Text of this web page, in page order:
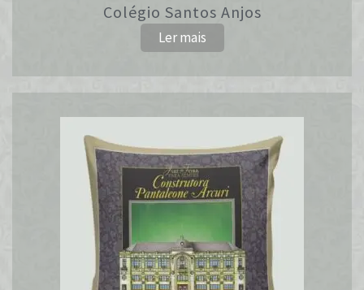
Colégio Santos Anjos
Ler mais